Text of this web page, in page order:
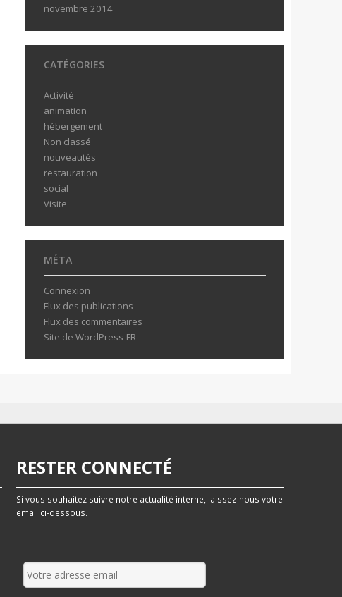
novembre 2014
CATÉGORIES
Activité
animation
hébergement
Non classé
nouveautés
restauration
social
Visite
MÉTA
Connexion
Flux des publications
Flux des commentaires
Site de WordPress-FR
RESTER CONNECTÉ
Si vous souhaitez suivre notre actualité interne, laissez-nous votre
email ci-dessous.